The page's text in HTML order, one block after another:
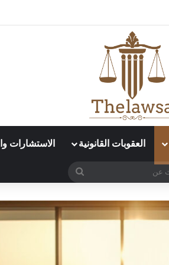
العقوبات القانونية الاستشارات
بحث